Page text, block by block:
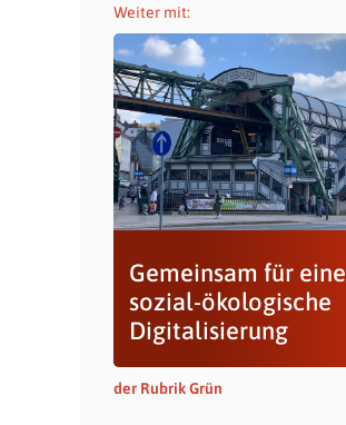
Weiter mit:
Gemeinsam für eine
sozial-ökologische
Digitalisierung
der Rubrik Grün